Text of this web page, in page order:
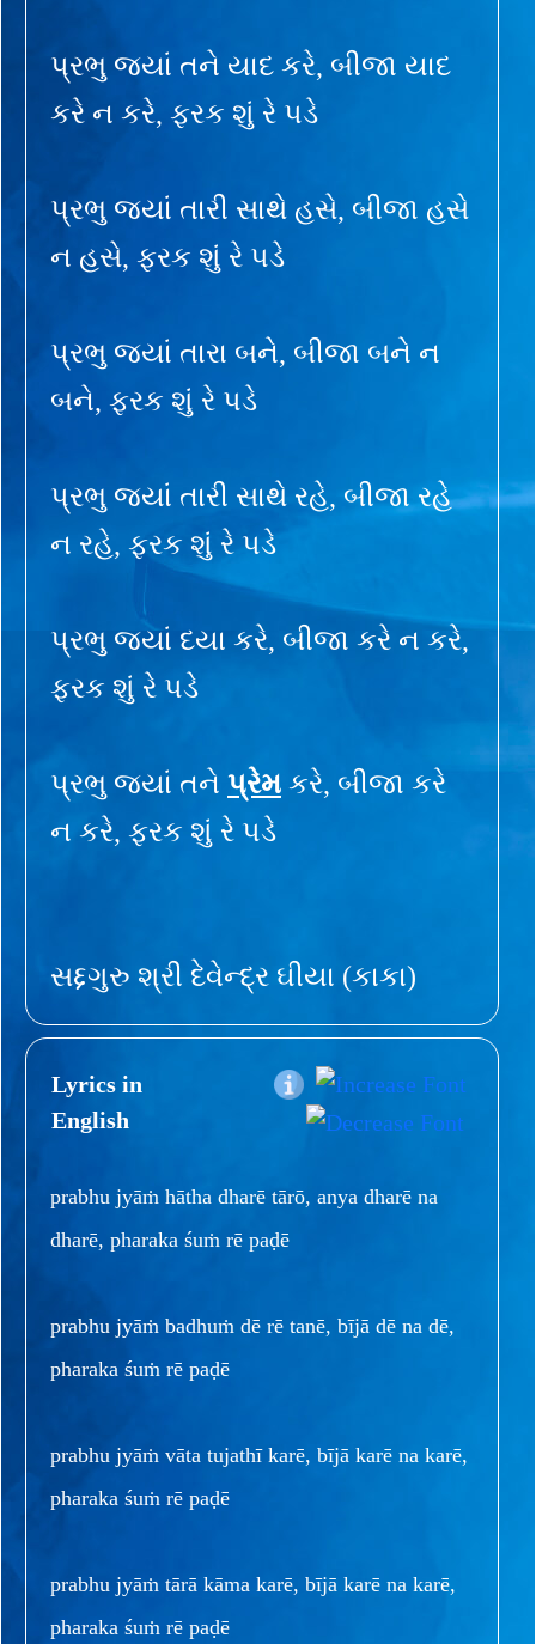
પ્રભુ જ્યાં તને યાદ કરે, બીજા યાદ
કરે ન કરે, ફરક શું રે પડે
પ્રભુ જ્યાં તારી સાથે હસે, બીજા હસે
ન હસે, ફરક શું રે પડે
પ્રભુ જ્યાં તારા બને, બીજા બને ન
બને, ફરક શું રે પડે
પ્રભુ જ્યાં તારી સાથે રહે, બીજા રહે
ન રહે, ફરક શું રે પડે
પ્રભુ જ્યાં દયા કરે, બીજા કરે ન કરે,
ફરક શું રે પડે
પ્રભુ જ્યાં તને પ્રેમ કરે, બીજા કરે
ન કરે, ફરક શું રે પડે
સદ્દગુરુ શ્રી દેવેન્દ્ર ઘીયા (કાકા)
Lyrics in
English
prabhu jyāṁ hātha dharē tārō, anya dharē na
dharē, pharaka śuṁ rē paḍē
prabhu jyāṁ badhuṁ dē rē tanē, bījā dē na dē,
pharaka śuṁ rē paḍē
prabhu jyāṁ vāta tujathī karē, bījā karē na karē,
pharaka śuṁ rē paḍē
prabhu jyāṁ tārā kāma karē, bījā karē na karē,
pharaka śuṁ rē paḍē